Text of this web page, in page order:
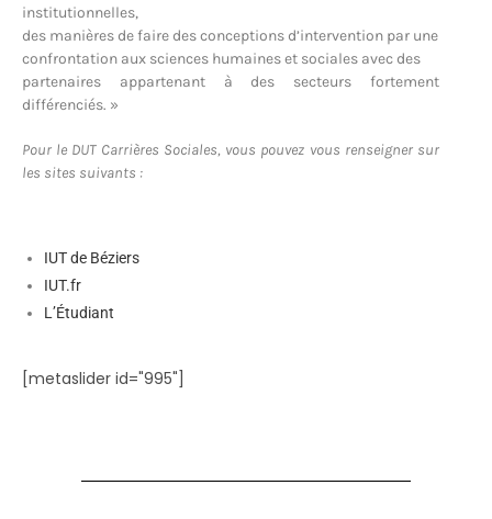
institutionnelles,
des manières de faire des conceptions d’intervention par une
confrontation aux sciences humaines et sociales avec des
partenaires appartenant à des secteurs fortement
différenciés. »
Pour le DUT Carrières Sociales, vous pouvez vous renseigner sur
les sites suivants :
IUT de Béziers
IUT.fr
L’Étudiant
[metaslider id="995"]